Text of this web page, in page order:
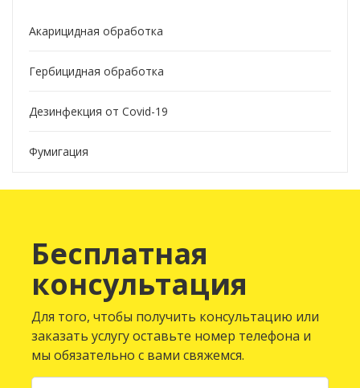
Акарицидная обработка
Гербицидная обработка
Дезинфекция от Covid-19
Фумигация
Бесплатная
консультация
Для того, чтобы получить консультацию или
заказать услугу оставьте номер телефона и
мы обязательно с вами свяжемся.